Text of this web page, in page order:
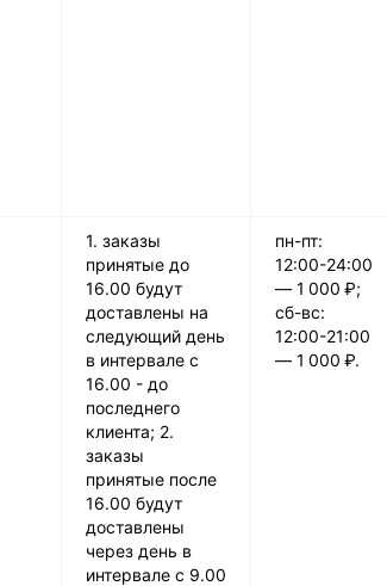
1. заказы
принятые до
16.00 будут
доставлены на
следующий день
в интервале с
16.00 - до
последнего
клиента; 2.
заказы
принятые после
16.00 будут
доставлены
через день в
интервале с 9.00
пн-пт:
12:00-24:00
— 1 000 ₽;
сб-вс:
12:00-21:00
— 1 000 ₽.